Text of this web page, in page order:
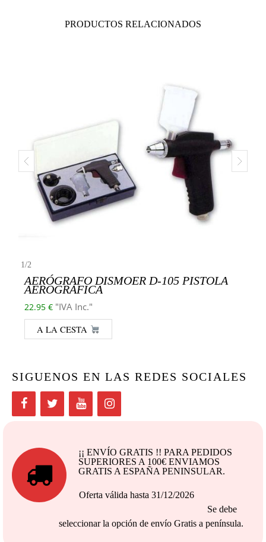
PRODUCTOS RELACIONADOS
1/2
AERÓGRAFO DISMOER D-105 PISTOLA
AEROGRÁFICA
22.95 € "IVA Inc."
A LA CESTA
SIGUENOS EN LAS REDES SOCIALES
¡¡ ENVÍO GRATIS !! PARA PEDIDOS
SUPERIORES A 100€ ENVIAMOS
GRATIS A ESPAÑA PENINSULAR.
Oferta válida hasta 31/12/2026
Se debe
seleccionar la opción de envío Gratis a península.